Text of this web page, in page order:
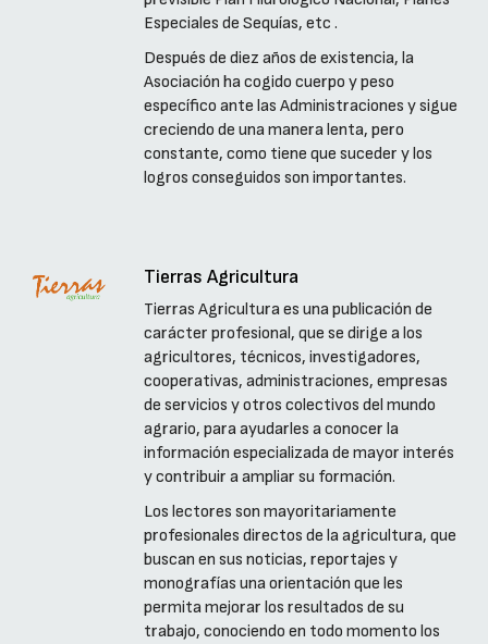
Especiales de Sequías, etc .
Después de diez años de existencia, la
Asociación ha cogido cuerpo y peso
específico ante las Administraciones y sigue
creciendo de una manera lenta, pero
constante, como tiene que suceder y los
logros conseguidos son importantes.
Tierras Agricultura
Tierras Agricultura es una publicación de
carácter profesional, que se dirige a los
agricultores, técnicos, investigadores,
cooperativas, administraciones, empresas
de servicios y otros colectivos del mundo
agrario, para ayudarles a conocer la
información especializada de mayor interés
y contribuir a ampliar su formación.
Los lectores son mayoritariamente
profesionales directos de la agricultura, que
buscan en sus noticias, reportajes y
monografías una orientación que les
permita mejorar los resultados de su
trabajo, conociendo en todo momento los